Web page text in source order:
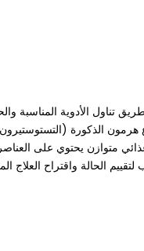
تناول الأدوية
هرمون الذكورة
متوازن يحتوي على
الحالة واقتراح العلاج